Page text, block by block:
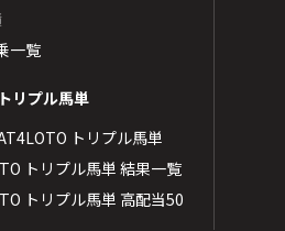
一覧
リプル馬単
トリプル馬単
トリプル馬単 結果一覧
トリプル馬単 高配当50